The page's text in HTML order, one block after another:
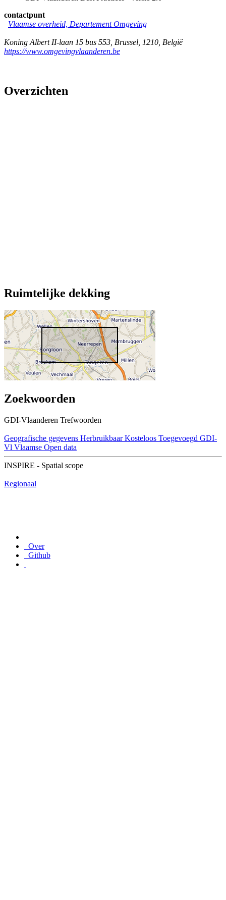
contactpunt
Vlaamse overheid, Departement Omgeving
Koning Albert II-laan 15 bus 553 Brussel 1210 België
https://www.omgevingvlaanderen.be
Overzichten
Ruimtelijke dekking
Zoekwoorden
GDI-Vlaanderen Trefwoorden
Geografische gegevens Herbruikbaar Kosteloos Toegevoegd GDI-
Vl Vlaamse Open data
INSPIRE - Spatial scope
Regionaal
Over
Github